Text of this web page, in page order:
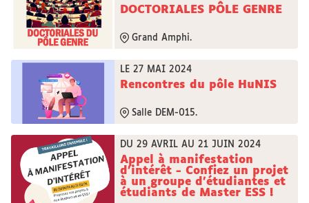
DOCTORIALES PÔLE GENRE
Grand Amphi.
LE 27 MAI 2024
Rencontres du pôle HuNIS
Salle DEM-015.
DU 29 AVRIL AU 21 JUIN 2024
Appel à manifestation
d'intérêt - Confiez un projet
à un groupe d'étudiantes et
étudiants de Master ESS !